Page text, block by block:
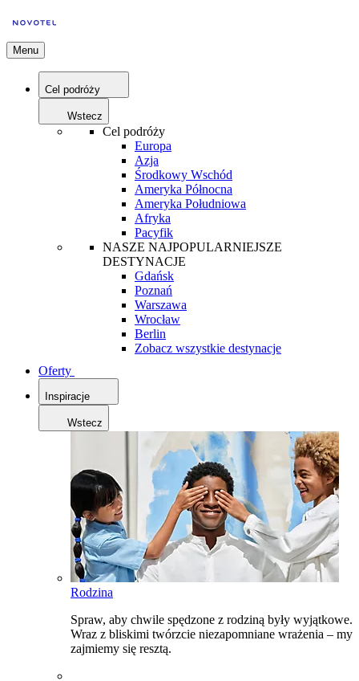
Menu
Cel podróży
Wstecz
Cel podróży
Europa
Azja
Środkowy Wschód
Ameryka Północna
Ameryka Południowa
Afryka
Pacyfik
NASZE NAJPOPULARNIEJSZE
DESTYNACJE
Gdańsk
Poznań
Warszawa
Wrocław
Berlin
Zobacz wszystkie destynacje
Oferty
Inspiracje
Wstecz
Rodzina
Spraw, aby chwile spędzone z rodziną były wyjątkowe.
Wraz z bliskimi twórzcie niezapomniane wrażenia – my
zajmiemy się resztą.